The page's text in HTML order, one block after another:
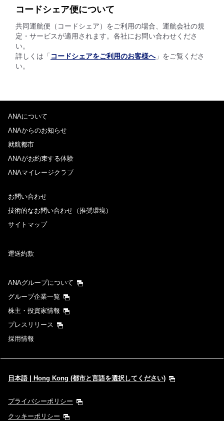
コードシェア便について
共同運航便（コードシェア）をご利用の場合、運航会社の規
定・サービスが適用されます。各社にお問い合わせくださ
い。
詳しくは「 コードシェアをご利用のお客様へ」をご覧くださ
い。
ANAについて
ANAからのお知らせ
就航都市
ANAがお約束する体験
ANAマイレージクラブ
お問い合わせ
技術的なお問い合わせ（推奨環境）
サイトマップ
運送約款
ANAグループについて
グループ企業一覧
株主・投資家情報
プレスリリース
採用情報
日本語 | Hong Kong (都市と言語を選択してください)
プライバシーポリシー
クッキーポリシー